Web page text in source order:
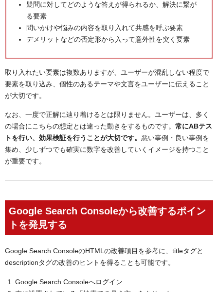
疑問に対してどのような答えが得られるか、解決に繋が
る要素
問いかけや悩みの内容を取り入れて共感を呼ぶ要素
デメリットなどの否定形から入って意外性を突く要素
取り入れたい要素は複数ありますが、ユーザーが混乱しない程度で
要素を取り込み、個性のあるテーマや文言をユーザーに伝えること
が大切です。
なお、一度で正解に辿り着けるとは限りません。ユーザーは、多く
の場合にこちらの想定とは違った動きをするものです。 常にABテス
トを行い、効果検証を行うことが大切です。 悪い事例・良い事例を
集め、少しずつでも確実に数字を改善していくイメージを持つこと
が重要です。
Google Search Consoleから改善するポイン
トを発見する
Google Search ConsoleのHTMLの改善項目を参考に、titleタグと
descriptionタグの改善のヒントを得ることも可能です。
Google Search Consoleへログイン